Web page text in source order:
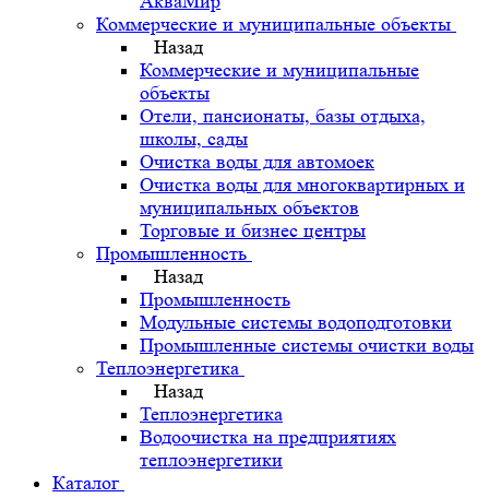
Коммерческие и муниципальные объекты
Назад
Коммерческие и муниципальные
объекты
Отели, пансионаты, базы отдыха,
школы, сады
Очистка воды для автомоек
Очистка воды для многоквартирных и
муниципальных объектов
Торговые и бизнес центры
Промышленность
Назад
Промышленность
Модульные системы водоподготовки
Промышленные системы очистки воды
Теплоэнергетика
Назад
Теплоэнергетика
Водоочистка на предприятиях
теплоэнергетики
Каталог